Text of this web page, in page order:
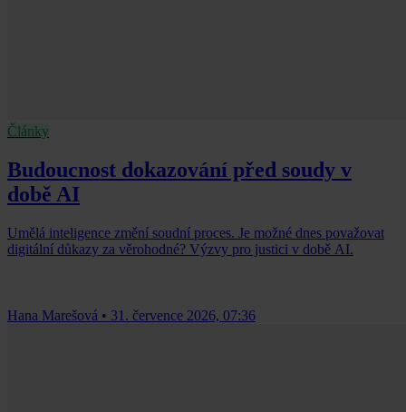
Články
Budoucnost dokazování před soudy v
době AI
Umělá inteligence změní soudní proces. Je možné dnes považovat
digitální důkazy za věrohodné? Výzvy pro justici v době AI.
Hana Marešová • 31. července 2026, 07:36